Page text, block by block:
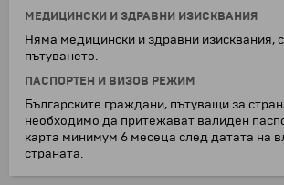
МЕДИЦИНСКИ И ЗДРАВНИ ИЗИСКВАНИЯ
Няма медицински и здравни изисквания,
пътуването.
ПАСПОРТЕН И ВИЗОВ РЕЖИМ
Българските граждани, пътуващи за
необходимо да притежават валиден
карта минимум 6 месеца след датата на
страната.